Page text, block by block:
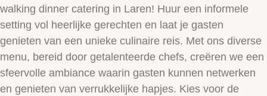
walking dinner catering in Laren! Huur een informele
setting vol heerlijke gerechten en laat je gasten
genieten van een unieke culinaire reis. Met ons diverse
menu, bereid door getalenteerde chefs, creëren we een
sfeervolle ambiance waarin gasten kunnen netwerken
en genieten van verrukkelijke hapjes. Kies voor de